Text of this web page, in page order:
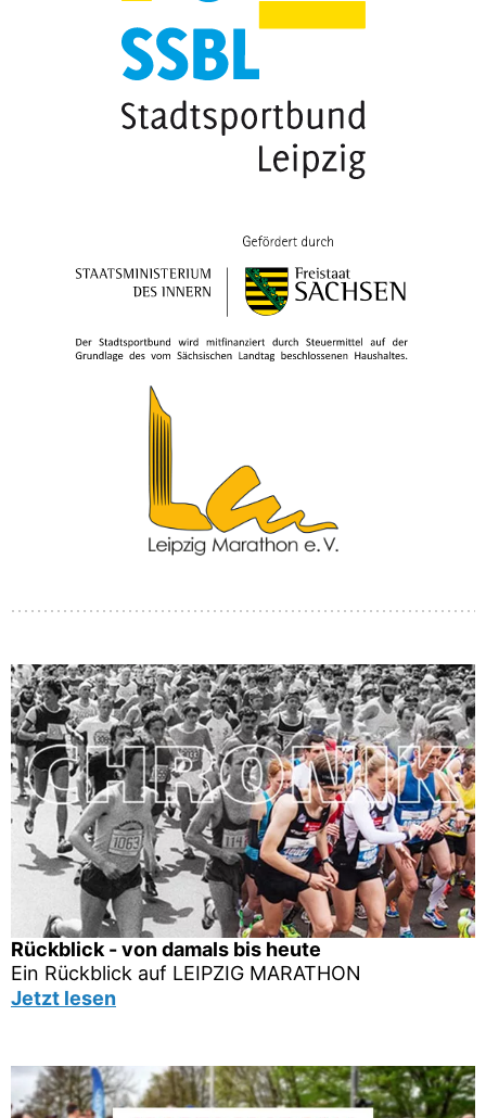
Rückblick - von damals bis heute
Ein Rückblick auf LEIPZIG MARATHON
Jetzt lesen